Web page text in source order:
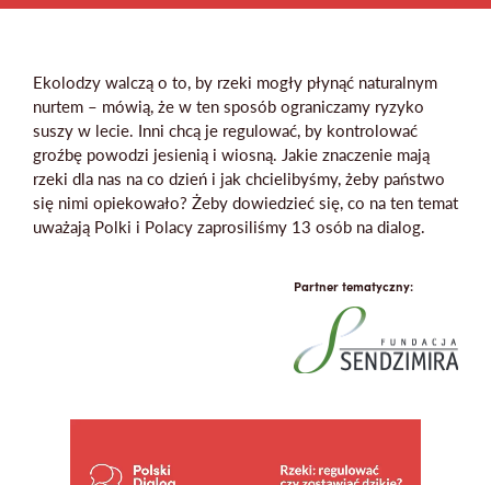
Mapa strony
Ekolodzy walczą o to, by rzeki mogły płynąć naturalnym
nurtem – mówią, że w ten sposób ograniczamy ryzyko
suszy w lecie. Inni chcą je regulować, by kontrolować
groźbę powodzi jesienią i wiosną. Jakie znaczenie mają
rzeki dla nas na co dzień i jak chcielibyśmy, żeby państwo
się nimi opiekowało? Żeby dowiedzieć się, co na ten temat
uważają Polki i Polacy zaprosiliśmy 13 osób na dialog.
Partner tematyczny: